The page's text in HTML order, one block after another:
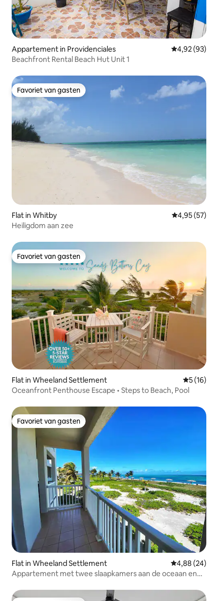
Appartement in Providenciales Gemiddelde
4,92 (93)
Beachfront Rental Beach Hut Unit 1
Favoriet van gasten
Favoriet van gasten
Flat in Whitby Gemiddelde
4,95 (57)
Heiligdom aan zee
Favoriet van gasten
Favoriet van gasten
Flat in Wheeland Settlement
5 (16)
Oceanfront Penthouse Escape • Steps to Beach, Pool
Favoriet van gasten
Favoriet van gasten
Flat in Wheeland Settlement Gemiddelde
4,88 (24)
Appartement met twee slaapkamers aan de oceaan en